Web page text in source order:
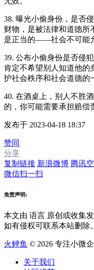
38. 曝光小偷身份，是否
财物，是被法律和道德所
是正当的——社会不可能
39. 公布小偷身份是否侵
肯定不希望别人知道他的
护社会秩序和社会道德的
40. 在酒桌上，别人不胜
的，你可能需要承担赔偿
发布于 2023-04-18 18:37
赞同
分享
复制链接 新浪微博 腾讯
微信扫一扫
免责声明:
本文由 语言 原创或收集
如有侵权可联系本站删除。
火鲤鱼 © 2026 专注小微
关于我们